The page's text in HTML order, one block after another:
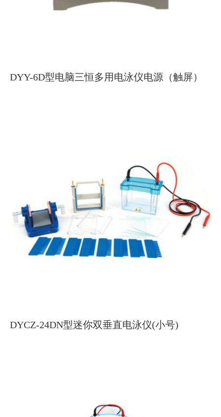
DYY-6D型电脑三恒多用电泳仪电源（触屏）
DYCZ-24DN型迷你双垂直电泳仪(小号)